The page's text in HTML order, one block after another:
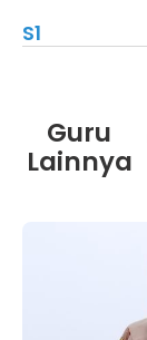
S1
Guru
Lainnya